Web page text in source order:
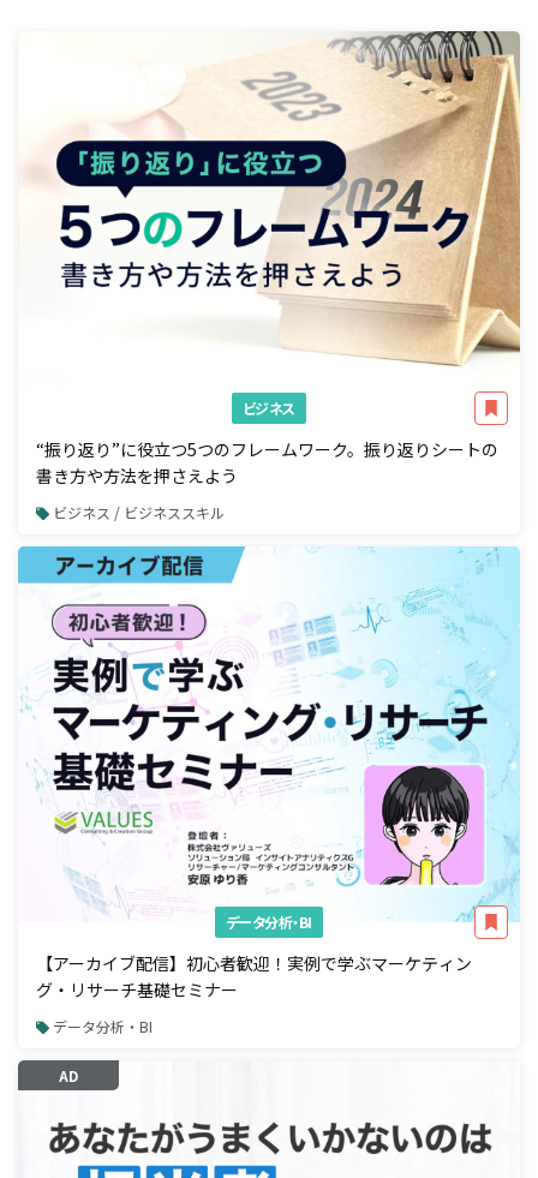
ビジネス
“振り返り”に役立つ5つのフレームワーク。振り返りシートの
書き方や方法を押さえよう
ビジネス / ビジネススキル
データ分析・BI
【アーカイブ配信】初心者歓迎！実例で学ぶマーケティン
グ・リサーチ基礎セミナー
データ分析・BI
AD